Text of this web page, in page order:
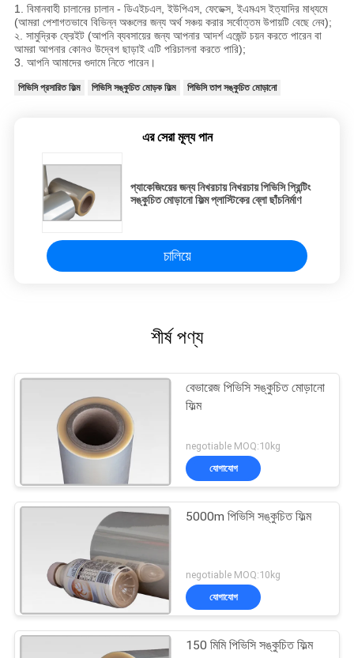
1. বিমানবাহী চালানের চালান - ডিএইচএল, ইউপিএস, ফেডেক্স, ইএমএস ইত্যাদির মাধ্যমে
(আমরা পেশাগতভাবে বিভিন্ন অঞ্চলের জন্য অর্থ সঞ্চয় করার সর্বোত্তম উপায়টি বেছে নেব);
২. সামুদ্রিক ফ্রেইট (আপনি ব্যবসায়ের জন্য আপনার আদর্শ এজেন্ট চয়ন করতে পারেন বা
আমরা আপনার কোনও উদ্বেগ ছাড়াই এটি পরিচালনা করতে পারি);
3. আপনি আমাদের গুদামে নিতে পারেন।
পিভিসি প্রসারিত ফিল্ম পিভিসি সঙ্কুচিত মোড়ক ফিল্ম পিভিসি তাপ সঙ্কুচিত মোড়ানো
এর সেরা মূল্য পান
প্যাকেজিংয়ের জন্য নিখরচায় নিখরচায় পিভিসি প্রিন্টিং
সঙ্কুচিত মোড়ানো ফিল্ম প্লাস্টিকের ব্লো ছাঁচনির্মাণ
চালিয়ে
শীর্ষ পণ্য
বেভারেজ পিভিসি সঙ্কুচিত মোড়ানো
ফিল্ম
negotiable MOQ:10kg
যোগাযোগ
5000m পিভিসি সঙ্কুচিত ফিল্ম
negotiable MOQ:10kg
যোগাযোগ
150 মিমি পিভিসি সঙ্কুচিত ফিল্ম